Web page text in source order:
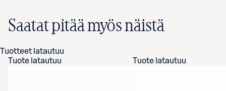
Saatat pitää myös näistä
Tuotteet latautuu
Tuote latautuu
Tuote latautuu